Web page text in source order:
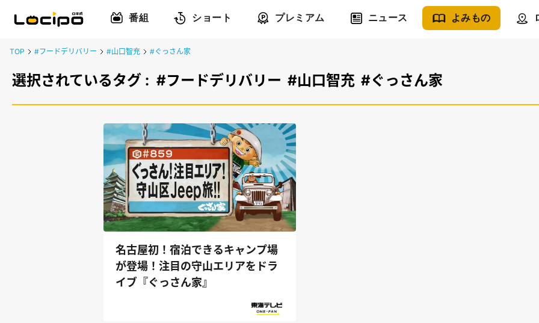
番組 ショート プレミアム ニュース よみもの
TOP #フードデリバリー #山口智充 #ぐっさん家
選択されているタグ : #フードデリバリー #山口智充 #ぐっさん家
名古屋初！宿泊できるキャンプ場
が登場！注目の守山エリアをドラ
イブ『ぐっさん家』